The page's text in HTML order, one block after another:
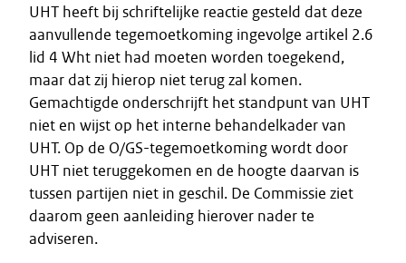
UHT heeft bij schriftelijke reactie gesteld dat deze
aanvullende tegemoetkoming ingevolge artikel 2.6
lid 4 Wht niet had moeten worden toegekend,
maar dat zij hierop niet terug zal komen.
Gemachtigde onderschrijft het standpunt van UHT
niet en wijst op het interne behandelkader van
UHT. Op de O/GS-tegemoetkoming wordt door
UHT niet teruggekomen en de hoogte daarvan is
tussen partijen niet in geschil. De Commissie ziet
daarom geen aanleiding hierover nader te
adviseren.